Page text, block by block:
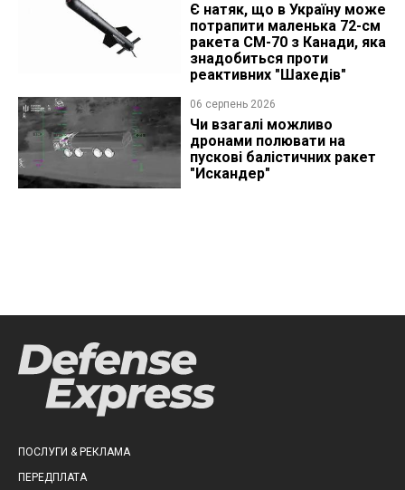
Є натяк, що в Україну може
потрапити маленька 72-см
ракета CM-70 з Канади, яка
знадобиться проти
реактивних "Шахедів"
06 серпень 2026
Чи взагалі можливо
дронами полювати на
пускові балістичних ракет
"Искандер"
ПОСЛУГИ & РЕКЛАМА
ПЕРЕДПЛАТА